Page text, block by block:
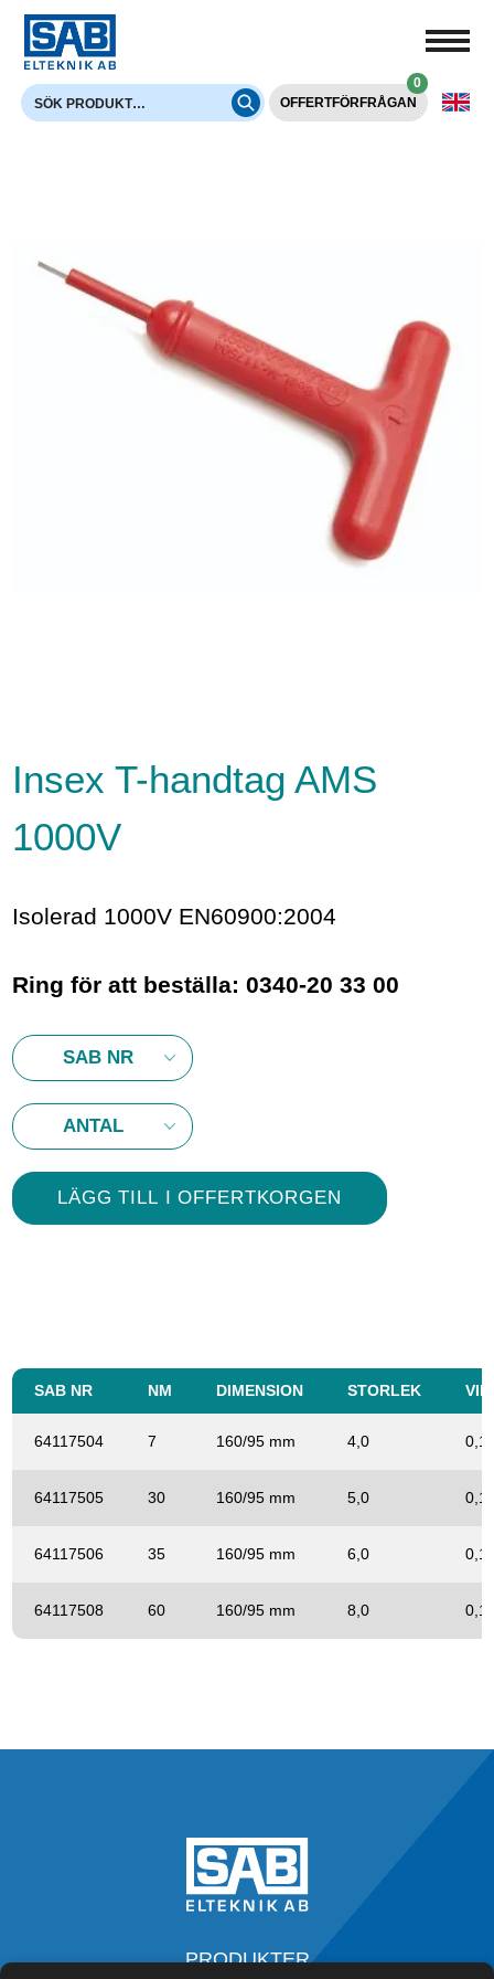
OFFERTFÖRFRÅGAN
0
Insex T-handtag AMS
1000V
Isolerad 1000V EN60900:2004
Ring för att beställa: 0340-20 33 00
SAB NR NM DIMENSION STORLEK
64117504 7 160/95 mm 4,0
64117505 30 160/95 mm 5,0
64117506 35 160/95 mm 6,0
64117508 60 160/95 mm 8,0
PRODUKTER